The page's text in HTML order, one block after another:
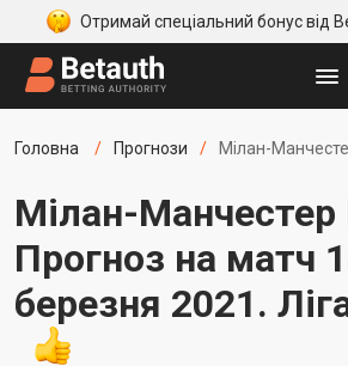
Отримай спеціальний бонус від
Головна Прогнози Мілан-
Мілан-
Прогноз на матч
березня 2021.